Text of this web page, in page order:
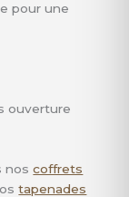
pour une
ouverture
noscoffrets
tapenades